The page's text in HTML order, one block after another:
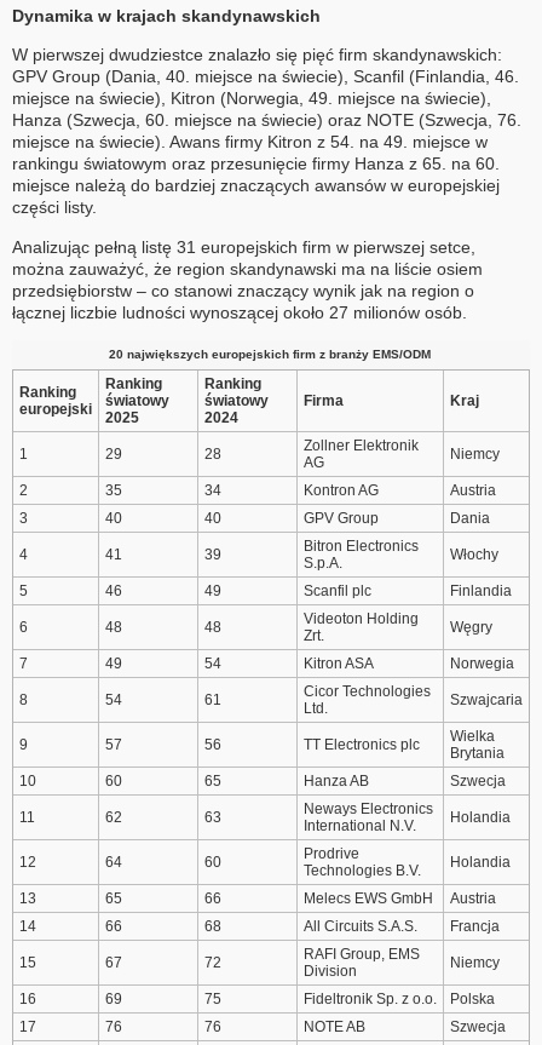
Dynamika w krajach skandynawskich
W pierwszej dwudziestce znalazło się pięć firm skandynawskich:
GPV Group (Dania, 40. miejsce na świecie), Scanfil (Finlandia, 46.
miejsce na świecie), Kitron (Norwegia, 49. miejsce na świecie),
Hanza (Szwecja, 60. miejsce na świecie) oraz NOTE (Szwecja, 76.
miejsce na świecie). Awans firmy Kitron z 54. na 49. miejsce w
rankingu światowym oraz przesunięcie firmy Hanza z 65. na 60.
miejsce należą do bardziej znaczących awansów w europejskiej
części listy.
Analizując pełną listę 31 europejskich firm w pierwszej setce,
można zauważyć, że region skandynawski ma na liście osiem
przedsiębiorstw – co stanowi znaczący wynik jak na region o
łącznej liczbie ludności wynoszącej około 27 milionów osób.
Ranking
europejski
Ranking
światowy
2025
Ranking
światowy
2024
Firma Kraj
1 29 28
Zollner Elektronik
AG
Niemcy
2 35 34 Kontron AG
Austria
3
40 40 GPV Group Dania
4 41 39
Bitron Electronics
S.p.A.
Włochy
5 46 49 Scanfil plc Finlandia
6 48 48
Videoton Holding
Zrt.
Węgry
7 49 54 Kitron ASA Norwegia
8 54 61
Cicor Technologies
Ltd.
Szwajcaria
9 57 56 TT Electronics plc
Wielka
Brytania
10
60 65 Hanza AB Szwecja
11 62 63
Neways Electronics
International N.V.
Holandia
12 64 60
Prodrive
Technologies B.V.
Holandia
13 65 66 Melecs EWS GmbH
Austria
14
66 68 All Circuits S.A.S. Francja
15 67 72
RAFI Group, EMS
Division
Niemcy
16 69 75 Fideltronik Sp. z o.o.
Polska
17
76 76 NOTE AB Szwecja
20 największych europejskich firm z branży EMS/ODM